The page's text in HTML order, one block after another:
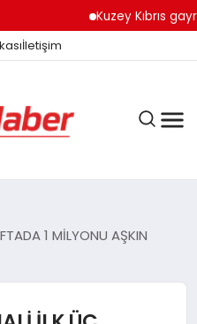
Kuzey Kıbrıs
İletişim
1 MİLYONU AŞKIN